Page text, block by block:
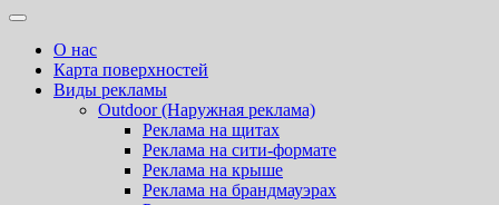
О нас
Карта поверхностей
Виды рекламы
Outdoor (Наружная реклама)
Реклама на щитах
Реклама на сити-формате
Реклама на крыше
Реклама на брандмауэрах